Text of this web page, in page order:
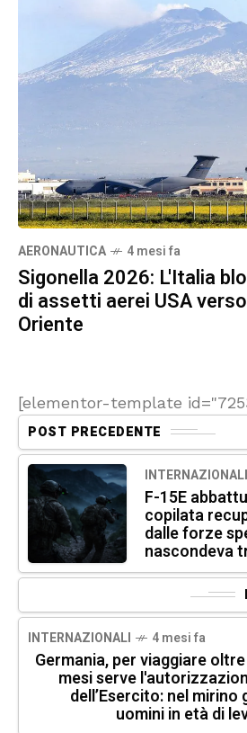
AERONAUTICA 4 mesi fa
Sigonella 2026: L'Italia
di assetti aerei USA
Oriente
[elementor-template
POST PRECEDENTE
INTERNAZIONALI
F-15E
copilata
dalle forze
nascondeva
INTERNAZIONALI 4 mesi fa
Germania, per viaggiare
mesi serve
dell’Esercito: nel mirino
uomini in età di